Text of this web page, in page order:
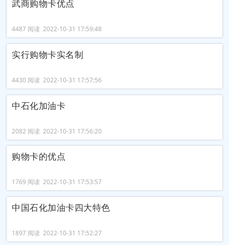
武商购物卡优点
4487 阅读 2022-10-31 17:59:48
实行购物卡实名制
4430 阅读 2022-10-31 17:57:56
中石化加油卡
2082 阅读 2022-10-31 17:56:20
购物卡的优点
1769 阅读 2022-10-31 17:53:57
中国石化加油卡四大特色
1897 阅读 2022-10-31 17:52:27